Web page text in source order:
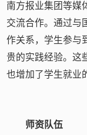
南方报业集团等媒
交流合作。通过与
作关系，学生参与
贵的实践经验。这
也增加了学生就业
师资队伍